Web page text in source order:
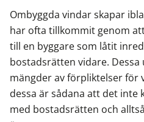
Ombyggda vindar skapar
har ofta tillkommit genom
till en byggare som låtit
bostadsrätten vidare.
mängder av förpliktelser för
dessa är sådana att det inte
med bostadsrätten och